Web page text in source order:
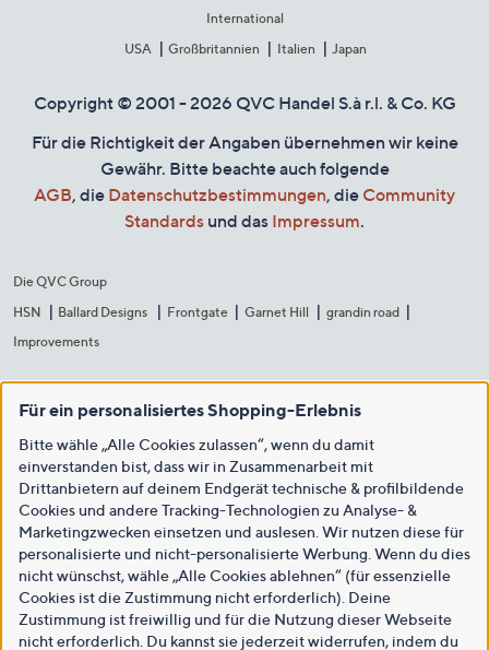
International
USA
Großbritannien Italien Japan
Copyright © 2001 - 2026 QVC Handel S.à r.l. & Co. KG
Für die Richtigkeit der Angaben übernehmen wir keine
Gewähr. Bitte beachte auch folgende
AGB, die Datenschutzbestimmungen, die Community
Standards und das Impressum.
Die QVC Group
HSN
Ballard Designs Frontgate Garnet Hill
grandin road
Improvements
Für ein personalisiertes Shopping-Erlebnis
Bitte wähle „Alle Cookies zulassen“, wenn du damit
einverstanden bist, dass wir in Zusammenarbeit mit
Drittanbietern auf deinem Endgerät technische & profilbildende
Cookies und andere Tracking-Technologien zu Analyse- &
Marketingzwecken einsetzen und auslesen. Wir nutzen diese für
personalisierte und nicht-personalisierte Werbung. Wenn du dies
nicht wünschst, wähle „Alle Cookies ablehnen“ (für essenzielle
Cookies ist die Zustimmung nicht erforderlich). Deine
Zustimmung ist freiwillig und für die Nutzung dieser Webseite
nicht erforderlich. Du kannst sie jederzeit widerrufen, indem du